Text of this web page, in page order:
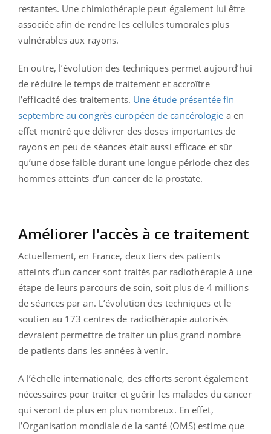
restantes. Une chimiothérapie peut également lui être
associée afin de rendre les cellules tumorales plus
vulnérables aux rayons.
En outre, l’évolution des techniques permet aujourd’hui
de réduire le temps de traitement et accroître
l’efficacité des traitements. Une étude présentée fin
septembre au congrès européen de cancérologie a en
effet montré que délivrer des doses importantes de
rayons en peu de séances était aussi efficace et sûr
qu’une dose faible durant une longue période chez des
hommes atteints d’un cancer de la prostate.
Améliorer l'accès à ce traitement
Actuellement, en France, deux tiers des patients
atteints d’un cancer sont traités par radiothérapie à une
étape de leurs parcours de soin, soit plus de 4 millions
de séances par an. L’évolution des techniques et le
soutien au 173 centres de radiothérapie autorisés
devraient permettre de traiter un plus grand nombre
de patients dans les années à venir.
A l’échelle internationale, des efforts seront également
nécessaires pour traiter et guérir les malades du cancer
qui seront de plus en plus nombreux. En effet,
l’Organisation mondiale de la santé (OMS) estime que